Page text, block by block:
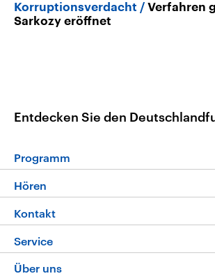
Korruptionsverdacht
Verfahren
Sarkozy eröffnet
Entdecken Sie den
Programm
Die Nachrichten
Nachrichtenleicht
Neue Beiträge auf dlf.de
Hören
Livestream
Podcasts
Kontakt
Service
FAQ
Über uns